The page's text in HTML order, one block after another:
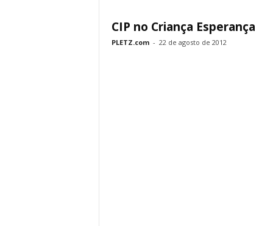
CIP no Criança Esperança
PLETZ.com - 22 de agosto de 2012